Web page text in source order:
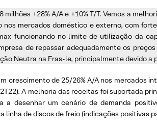
milhões +28% A/A e +10% T/T. Vemos a
nos mercados doméstico e externo, com
funcionando no limite de utilização da
de repassar adequadamente os
Neutra na Fras-le, principalmente devido a
crescimento de 25/26% A/A nos mercados
A melhoria das receitas foi suportada
desenhar um cenário de demanda
linha de discos de freio (indicações positivas